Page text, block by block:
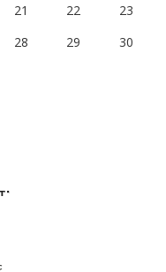
21 22
23
28 29 30